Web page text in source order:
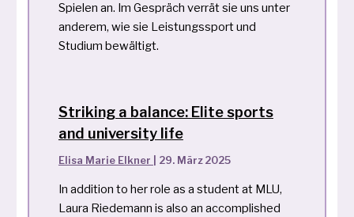
Spielen an. Im Gespräch verrät sie uns unter
anderem, wie sie Leistungssport und
Studium bewältigt.
Striking a balance: Elite sports
and university life
Elisa Marie Elkner 29. März 2025
In addition to her role as a student at MLU,
Laura Riedemann is also an accomplished